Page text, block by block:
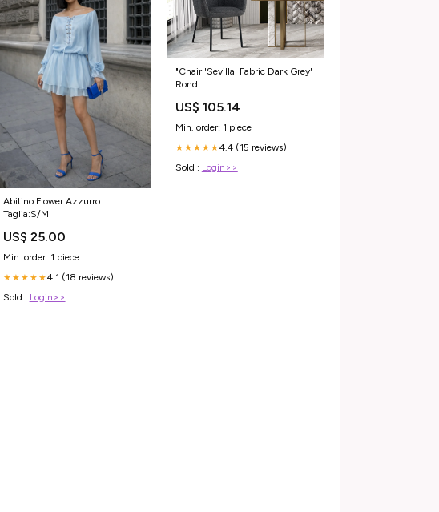
Abitino Flower Azzurro
Taglia:S/M
US$ 25.00
Min. order: 1 piece
★★★★★4.1 (18 reviews)
Sold : Login>>
"Chair 'Sevilla' Fabric Dark Grey"
Rond
US$ 105.14
Min. order: 1 piece
★★★★★4.4 (15 reviews)
Sold : Login>>